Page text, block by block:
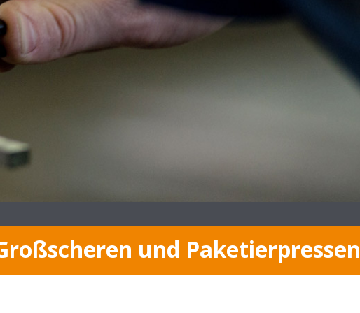
und Paketierpressen